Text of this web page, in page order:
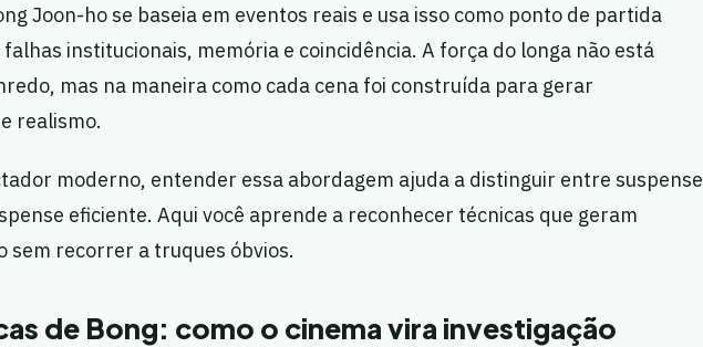
Joon-ho se baseia em eventos reais e usa isso como ponto de partida
institucionais, memória e coincidência. A força do longa não está
mas na maneira como cada cena foi construída para gerar
realismo.
moderno, entender essa abordagem ajuda a distinguir entre suspense
eficiente. Aqui você aprende a reconhecer técnicas que geram
sem recorrer a truques óbvios.
de Bong: como o cinema vira investigação